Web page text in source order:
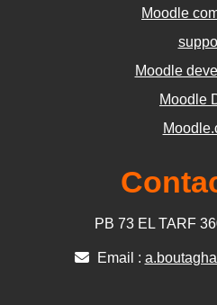
Moodle
Moodle
Moodle
PB 73 EL TARF
Email :